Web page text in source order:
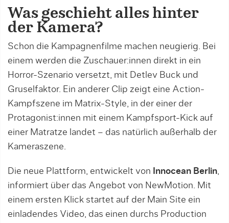
Was geschieht alles hinter
der Kamera?
Schon die Kampagnenfilme machen neugierig. Bei
einem werden die Zuschauer:innen direkt in ein
Horror-Szenario versetzt, mit Detlev Buck und
Gruselfaktor. Ein anderer Clip zeigt eine Action-
Kampfszene im Matrix-Style, in der einer der
Protagonist:innen mit einem Kampfsport-Kick auf
einer Matratze landet – das natürlich außerhalb der
Kameraszene.
Die neue Plattform, entwickelt von Innocean Berlin,
informiert über das Angebot von NewMotion. Mit
einem ersten Klick startet auf der Main Site ein
einladendes Video, das einen durchs Production